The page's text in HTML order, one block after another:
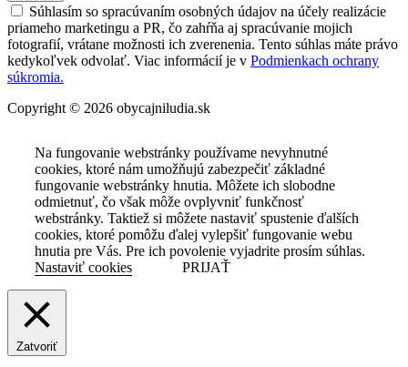
Súhlasím so spracúvaním osobných údajov na účely realizácie
priameho marketingu a PR, čo zahŕňa aj spracúvanie mojich
fotografií, vrátane možnosti ich zverenenia. Tento súhlas máte právo
kedykoľvek odvolať. Viac informácií je v Podmienkach ochrany
súkromia.
Copyright © 2026 obycajniludia.sk
Na fungovanie webstránky používame nevyhnutné
cookies, ktoré nám umožňujú zabezpečiť základné
fungovanie webstránky hnutia. Môžete ich slobodne
odmietnuť, čo však môže ovplyvniť funkčnosť
webstránky. Taktiež si môžete nastaviť spustenie ďalších
cookies, ktoré pomôžu ďalej vylepšiť fungovanie webu
hnutia pre Vás. Pre ich povolenie vyjadrite prosím súhlas.
Nastaviť cookies
PRIJAŤ
Zatvoriť